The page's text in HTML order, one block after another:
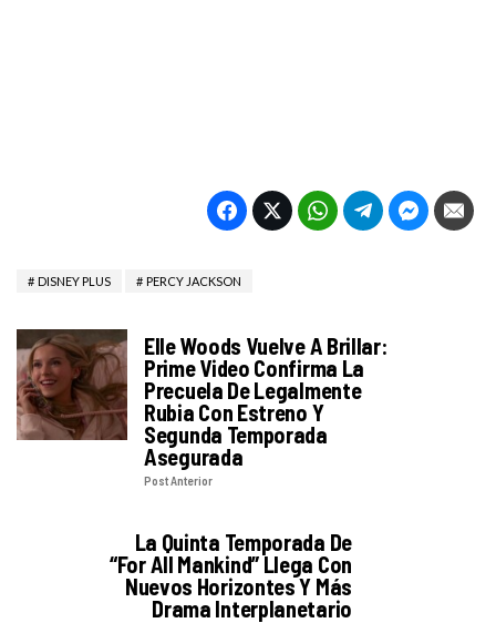
DISNEY PLUS PERCY JACKSON
Elle Woods Vuelve A Brillar:
Prime Video Confirma La
Precuela De Legalmente
Rubia Con Estreno Y
Segunda Temporada
Asegurada
Post Anterior
La Quinta Temporada De
“For All Mankind” Llega Con
Nuevos Horizontes Y Más
Drama Interplanetario